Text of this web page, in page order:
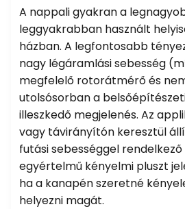
A nappali gyakran a
leggyakrabban használt
házban. A legfontosabb
nagy légáramlási sebesség
megfelelő rotorátmérő és
utolsósorban a
illeszkedő megjelenés. Az
vagy távirányítón keresztül
futási sebességgel
egyértelmű kényelmi pluszt
ha a kanapén szeretné
helyezni magát.